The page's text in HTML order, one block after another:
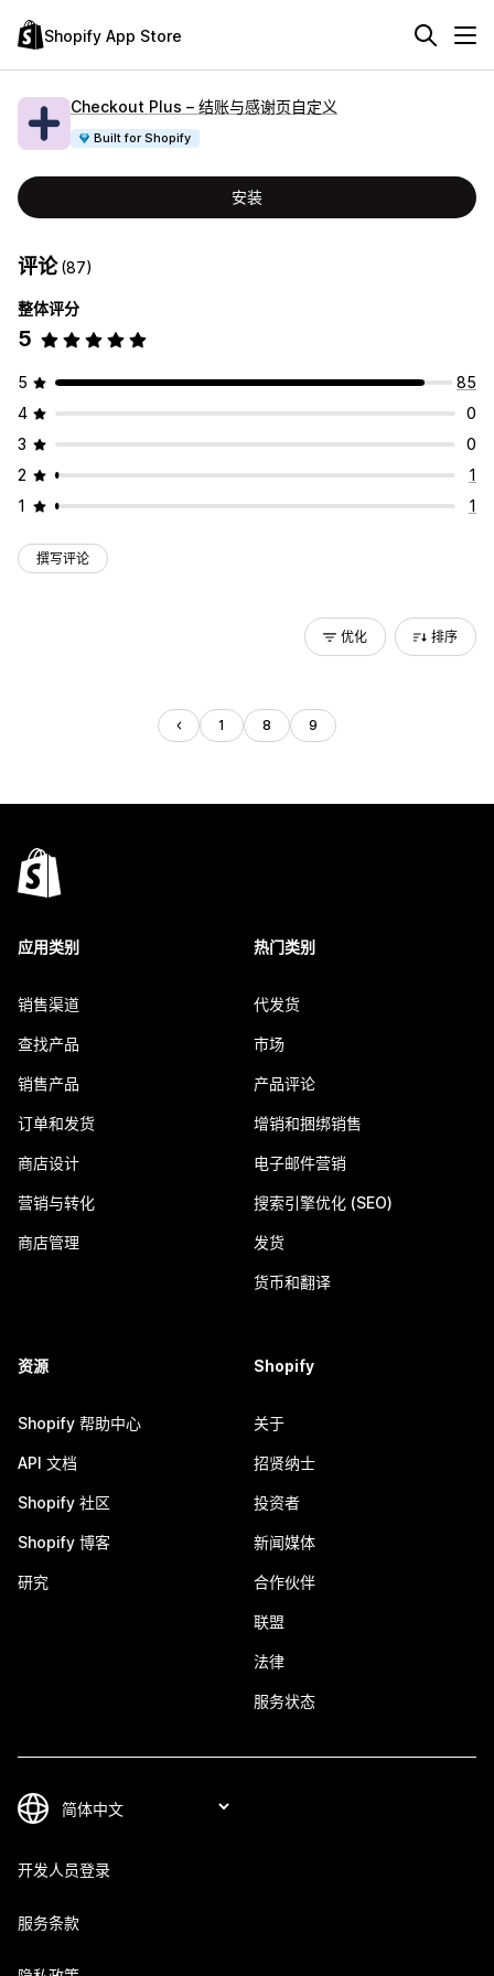
Shopify App Store
Checkout Plus – 结账与感谢页自定义
Built for Shopify
安装
评论(87)
整体评分
5
5
85
4
0
3
0
2
1
1
1
撰写评论
优化 排序
1 8 9
应用类别
销售渠道
查找产品
销售产品
订单和发货
商店设计
营销与转化
商店管理
热门类别
代发货
市场
产品评论
增销和捆绑销售
电子邮件营销
搜索引擎优化 (SEO)
发货
货币和翻译
资源
Shopify 帮助中心
API 文档
Shopify 社区
Shopify 博客
研究
Shopify
关于
招贤纳士
投资者
新闻媒体
合作伙伴
联盟
法律
服务状态
开发人员登录
服务条款